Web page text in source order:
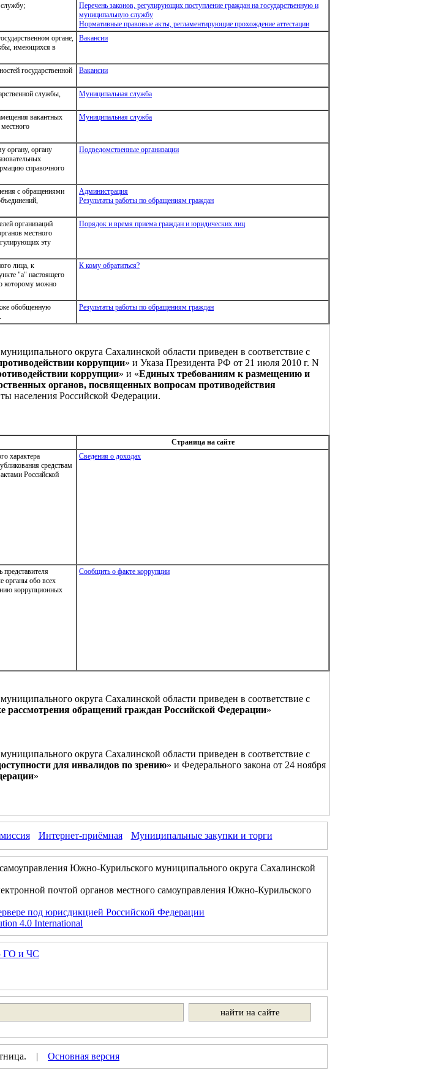
Перечень законов, регулирующих поступление граждан на государственную и
муниципальную службу
Нормативные правовые акты, регламентирующие прохождение аттестации
органе,
имеющихся в
Вакансии
государственной
Вакансии
службы,
Муниципальная служба
вакантных
Муниципальная служба
органу, органу
справочного
Подведомственные организации
с обращениями
Администрация
Результаты работы по обращениям граждан
организаций
местного
эту
Порядок и время приема граждан и юридических лиц
лица, к
"а" настоящего
которому можно
К кому обратиться?
обобщенную
Результаты работы по обращениям граждан
округа Сахалинской области приведен в соответствие с
коррупции» и Указа Президента РФ от 21 июля 2010 г. N
коррупции» и «Единых требованиям к размещению и
органов, посвященных вопросам противодействия
населения Российской Федерации.
Страница на сайте
характера
средствам
Российской
Сведения о доходах
органы обо всех
коррупционных
Сообщить о факте коррупции
округа Сахалинской области приведен в соответствие с
рассмотрения обращений граждан Российской Федерации»
округа Сахалинской области приведен в соответствие с
для инвалидов по зрению» и Федерального закона от 24 ноября
»
Интернет-приёмная Муниципальные закупки и торги
Южно-Курильского муниципального округа Сахалинской
почтой органов местного самоуправления Южно-Курильского
под юрисдикцией Российской Федерации
4.0 International
ГО и ЧС
| Основная версия